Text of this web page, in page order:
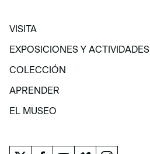
VISITA
VISITA
EXPOSICIONES Y ACTIVIDADES
EXPOSICIONES Y ACTIVIDADES
COLECCIÓN
COLECCIÓN
APRENDER
APRENDER
EL MUSEO